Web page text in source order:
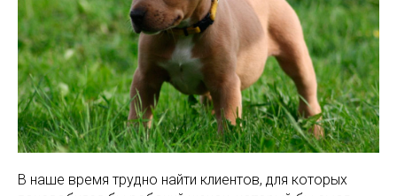
В наше время трудно найти клиентов, для которых